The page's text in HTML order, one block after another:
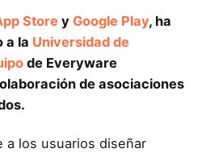
Store y Google Play, ha
a la Universidad de
de Everyware
de asociaciones
a los usuarios diseñar